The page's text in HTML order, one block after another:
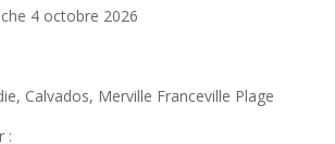
4 octobre 2026
Calvados, Merville Franceville Plage
: